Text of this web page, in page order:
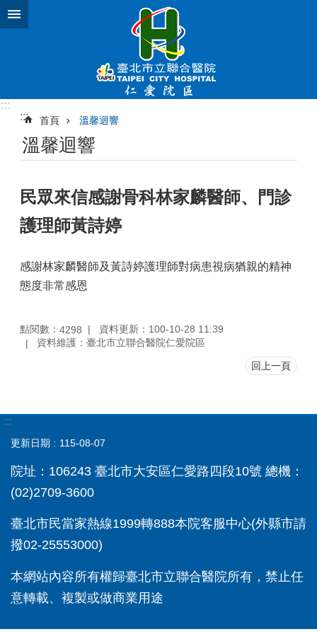
跳到主要內容區塊
:::
:::
首頁 溫馨迴響
溫馨迴響
民眾來信感謝骨科林家麟醫師、門診
護理師黃詩婷
感謝林家麟醫師及黃詩婷護理師對病患視病猶親的精神
態度非常感恩
點閱數： 4298
資料更新：100-10-28 11:39
資料維護：臺北市立聯合醫院仁愛院區
回上一頁
:::
更新日期 115-08-07
院址：106243 臺北市大安區仁愛路四段10號 總機：
(02)2709-3600
臺北市民當家熱線1999轉888本院客服中心(外縣市請
撥02-25553000)
本網站內容所有權歸臺北市立聯合醫院所有，禁止任
意轉載、複製或做商業用途